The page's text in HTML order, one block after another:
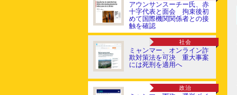
アウンサンスーチー氏、赤
十字代表と面会 拘束後初
めて国際機関関係者との接
触を確認
社会
ミャンマー、オンライン詐
欺対策法を可決 重大事案
には死刑を適用へ
政治